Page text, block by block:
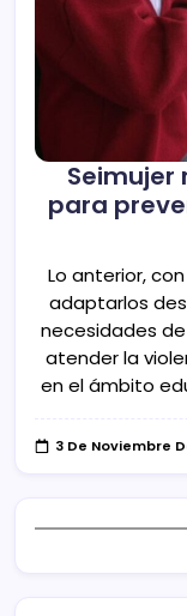
para
Lo anterior,
adaptarlos
necesidades
atender la
en el ámbito
3 De Noviembre